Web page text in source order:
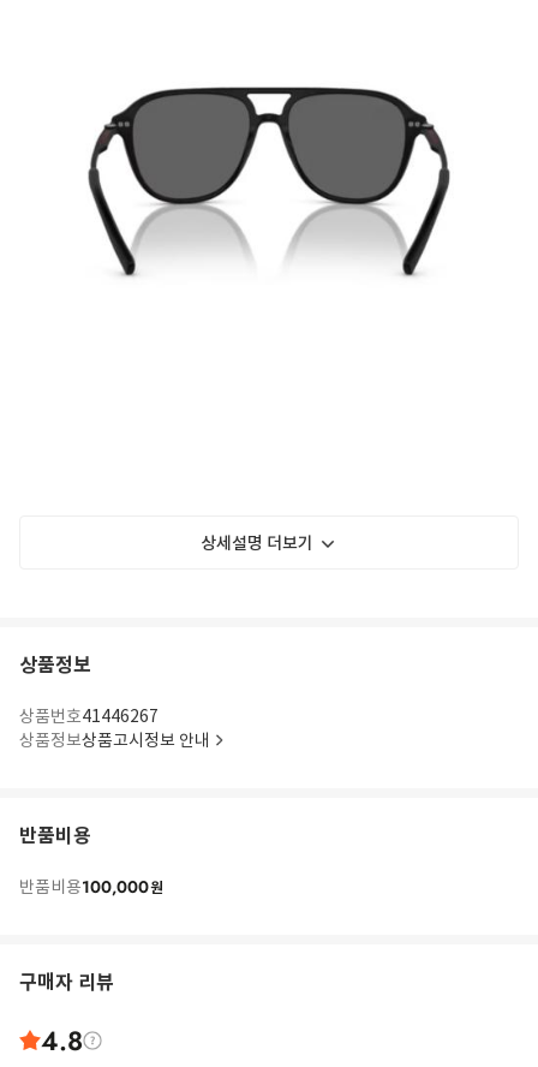
상세설명 더보기
상품정보
상품번호41446267
상품정보상품고시정보 안내
반품비용
반품비용100,000원
구매자 리뷰
4.8